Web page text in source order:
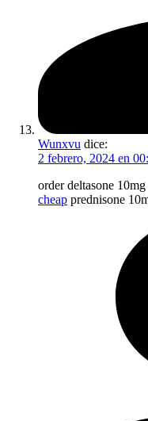
Wunxvu dice:
2 febrero, 2024 en
order deltasone
cheap prednisone